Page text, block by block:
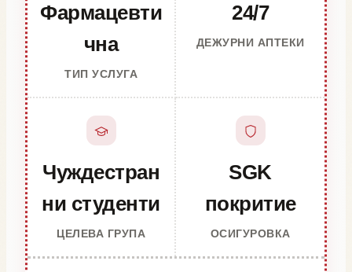
Фармацевти
чна
ТИП УСЛУГА
24/7
ДЕЖУРНИ АПТЕКИ
Чуждестран
ни студенти
ЦЕЛЕВА ГРУПА
SGK
покритие
ОСИГУРОВКА